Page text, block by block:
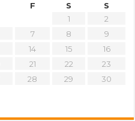
F S
S
1
2
7 8
9
14 15
16
21 22
23
28 29
30